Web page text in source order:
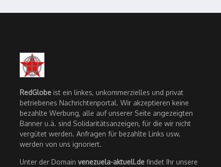
RedGlobe ist ein linkes, unkommerzielles und privat
betriebenes Nachrichtenportal. Wir akzeptieren keine
bezahlte Werbung, alle auf unserer Seite angezeigten
Banner u.ä. sind Solidaritätsanzeigen, für die wir nicht
vergütet werden. Anfragen für bezahlte Links usw.
werden von uns ignoriert.
Unter der Domain venezuela-aktuell.de findet Ihr unsere